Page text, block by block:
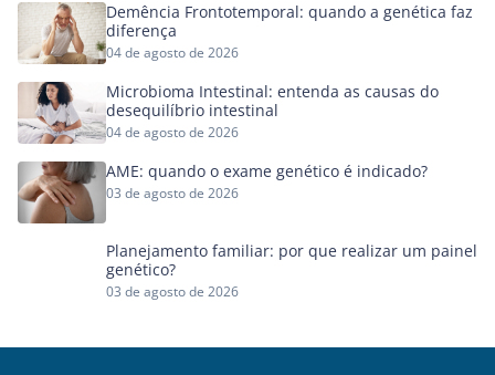
Demência Frontotemporal: quando a genética faz
diferença
04 de agosto de 2026
Microbioma Intestinal: entenda as causas do
desequilíbrio intestinal
04 de agosto de 2026
AME: quando o exame genético é indicado?
03 de agosto de 2026
Planejamento familiar: por que realizar um painel
genético?
03 de agosto de 2026